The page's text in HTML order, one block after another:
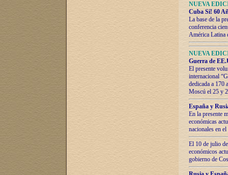
NUEVA
Cuba Sí! 60
La base de la
conferencia
América Latina
NUEVA
Guerra de
El presente
internacional
dedicada a 170
Moscú el 25 y
España y
En la presente
económicas
nacionales en
El 10 de julio
económicos
gobierno de